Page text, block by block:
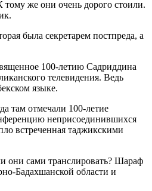
тому же они очень дорого стоили.
была секретарем постпреда, а
100-летию Садриддина
телевидения. Ведь
языке.
там отмечали 100-летие
неприсоединившихся
встреченная таджикскими
они сами транслировать? Шараф
Бадахшанской области и